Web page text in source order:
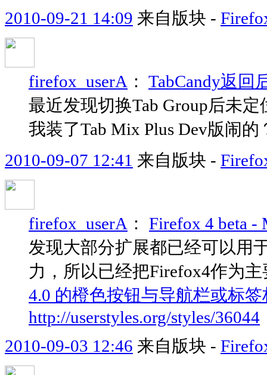
2010-09-21 14:09 来自版块 -
firefox_userA ： TabCandy返回
最近发现切换Tab Group后未
我装了Tab Mix Plus Dev版闹的
2010-09-07 12:41 来自版块 -
firefox_userA ： Firefox 4 beta -
发现大部分扩展都已经可以用
力，所以已经把Firefox4作为
4.0 的橙色按钮与导航栏或标签
http://userstyles.org/styles/36044
2010-09-03 12:46 来自版块 -